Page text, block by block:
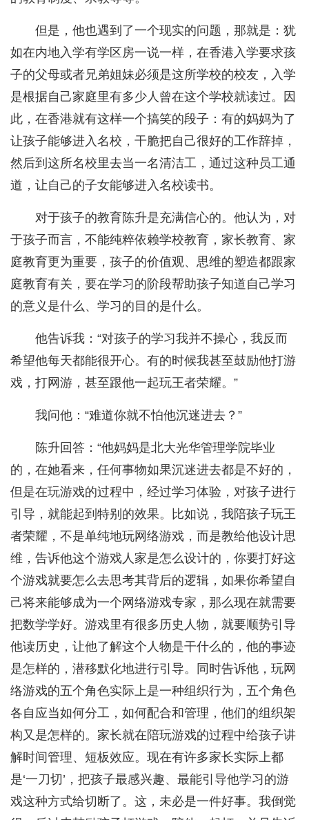
但是，他也遇到了一个现实的问题，那就是：犹
如在内地入学有学区房一说一样，在香港入学要求孩
子的父母或者兄弟姐妹必须是这所学校的校友，入学
是根据自己家庭里有多少人曾在这个学校就读过。因
此，在香港就有这样一个搞笑的段子：有的妈妈为了
让孩子能够进入名校，干脆把自己很好的工作辞掉，
然后到这所名校里去当一名清洁工，通过这种员工通
道，让自己的子女能够进入名校读书。
对于孩子的教育陈升是充满信心的。他认为，对
于孩子而言，不能纯粹依赖学校教育，家长教育、家
庭教育更为重要，孩子的价值观、思维的塑造都跟家
庭教育有关，要在学习的阶段帮助孩子知道自己学习
的意义是什么、学习的目的是什么。
他告诉我：“对孩子的学习我并不操心，我反而
希望他每天都能很开心。有的时候我甚至鼓励他打游
戏，打网游，甚至跟他一起玩王者荣耀。”
我问他：“难道你就不怕他沉迷进去？”
陈升回答：“他妈妈是北大光华管理学院毕业
的，在她看来，任何事物如果沉迷进去都是不好的，
但是在玩游戏的过程中，经过学习体验，对孩子进行
引导，就能起到特别的效果。比如说，我陪孩子玩王
者荣耀，不是单纯地玩网络游戏，而是教给他设计思
维，告诉他这个游戏人家是怎么设计的，你要打好这
个游戏就要怎么去思考其背后的逻辑，如果你希望自
己将来能够成为一个网络游戏专家，那么现在就需要
把数学学好。游戏里有很多历史人物，就要顺势引导
他读历史，让他了解这个人物是干什么的，他的事迹
是怎样的，潜移默化地进行引导。同时告诉他，玩网
络游戏的五个角色实际上是一种组织行为，五个角色
各自应当如何分工，如何配合和管理，他们的组织架
构又是怎样的。家长就在陪玩游戏的过程中给孩子讲
解时间管理、短板效应。现在有许多家长实际上都
是‘一刀切’，把孩子最感兴趣、最能引导他学习的游
戏这种方式给切断了。这，未必是一件好事。我倒觉